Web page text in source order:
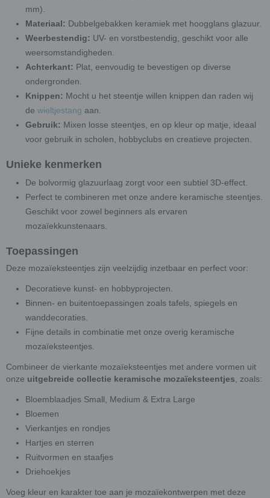
mm).
Materiaal: Dubbelgebakken keramiek met hoogglans glazuur.
Weerbestendig: UV- en vorstbestendig, geschikt voor alle
weersomstandigheden.
Achterkant: Plat, eenvoudig te bevestigen op diverse
ondergronden.
Knippen: Mocht u het steentje willen knippen dan raden wij
de wieltjestang aan.
Gebruik: Mixen losse steentjes, en op kleur op matje, ideaal
voor gebruik in scholen, hobbyclubs en creatieve projecten.
Unieke kenmerken
De bolvormig glazuurlaag zorgt voor een subtiel 3D-effect.
Perfect te combineren met onze andere keramische steentjes.
Geschikt voor zowel beginners als ervaren
mozaïekkunstenaars.
Toepassingen
Deze mozaïeksteentjes zijn veelzijdig inzetbaar en perfect voor:
Decoratieve kunst- en hobbyprojecten.
Binnen- en buitentoepassingen zoals tafels, spiegels en
wanddecoraties.
Fijne details in combinatie met onze overig keramische
mozaïeksteentjes.
Combineer de vierkante mozaïeksteentjes met andere vormen uit
onze uitgebreide collectie keramische mozaïeksteentjes , zoals:
Bloemblaadjes Small, Medium & Extra Large
Bloemen
Vierkantjes en rondjes
Hartjes en sterren
Ruitvormen en staafjes
Driehoekjes
Voeg kleur en karakter toe aan je mozaïekontwerpen met deze